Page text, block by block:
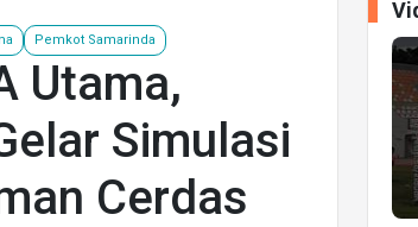
Pemkot Samarinda
Utama,
Simulasi
Cerdas